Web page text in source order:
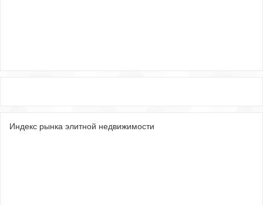
Индекс рынка элитной недвижимости